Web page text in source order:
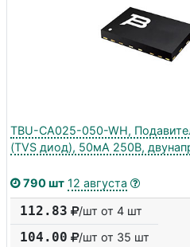
TBU-CA025-050-WH,
(TVS диод), 50мА 250В,
790 шт 12 августа
112.83 /шт от 4 шт
104.00 /шт от 35 шт